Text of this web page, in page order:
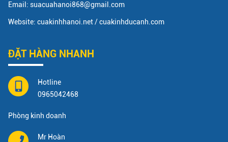
Email: suacuahanoi868@gmail.com
Website: cuakinhhanoi.net / cuakinhducanh.com
ĐẶT HÀNG NHANH
Hotline
0965042468
Phòng kinh doanh
Mr Hoàn